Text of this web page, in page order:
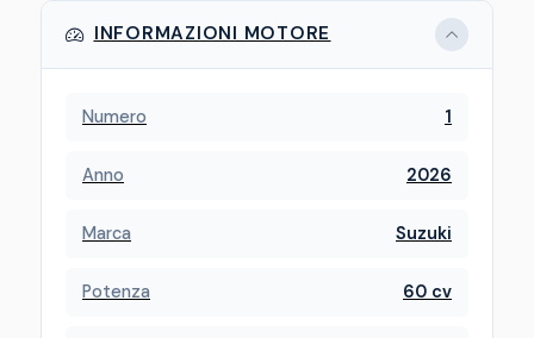
INFORMAZIONI MOTORE
Numero 1
Anno 2026
Marca Suzuki
Potenza 60 cv